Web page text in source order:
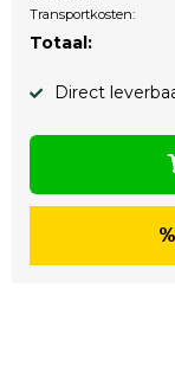
Transportkosten:
Totaal:
Direct